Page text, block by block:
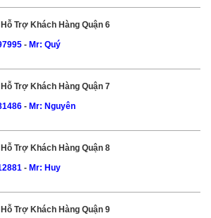
Trợ Khách Hàng Quận 6
- Mr: Quý
Trợ Khách Hàng Quận 7
- Mr: Nguyên
Trợ Khách Hàng Quận 8
- Mr: Huy
Trợ Khách Hàng Quận 9